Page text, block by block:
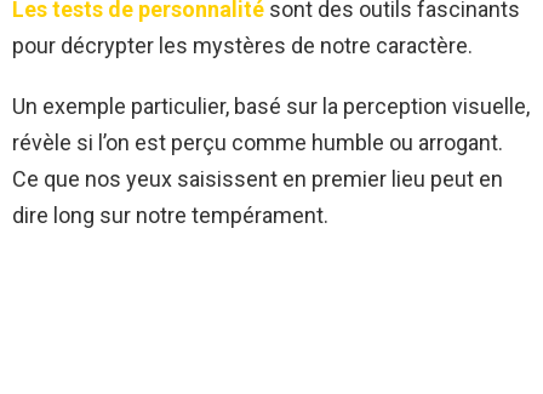
Les tests de personnalité sont des outils fascinants
pour décrypter les mystères de notre caractère.
Un exemple particulier, basé sur la perception visuelle,
révèle si l’on est perçu comme humble ou arrogant.
Ce que nos yeux saisissent en premier lieu peut en
dire long sur notre tempérament.